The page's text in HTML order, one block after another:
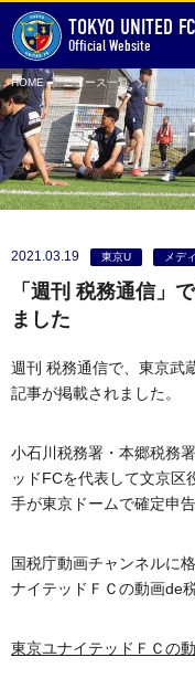
TOKYO UNITED FC
Official Website
HOME ニュース一覧
2021.03.19 東京U メデ
「週刊 税務通信」
ました
週刊 税務通信で、東京武
記事が掲載されました。
小石川税務署・本郷税務
ッドFCを代表して文京区
手が東京ドームで確定申
国税庁動画チャンネルに
ナイテッドＦＣの動画de
東京ユナイテッドＦＣの